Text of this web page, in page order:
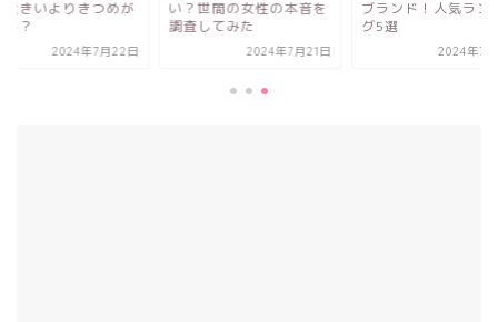
大きいよりきつめが
？
2024年7月22日
い？世間の女性の本音を
調査してみた
2024年7月21日
ブランド！人気ラン
グ5選
2024年7